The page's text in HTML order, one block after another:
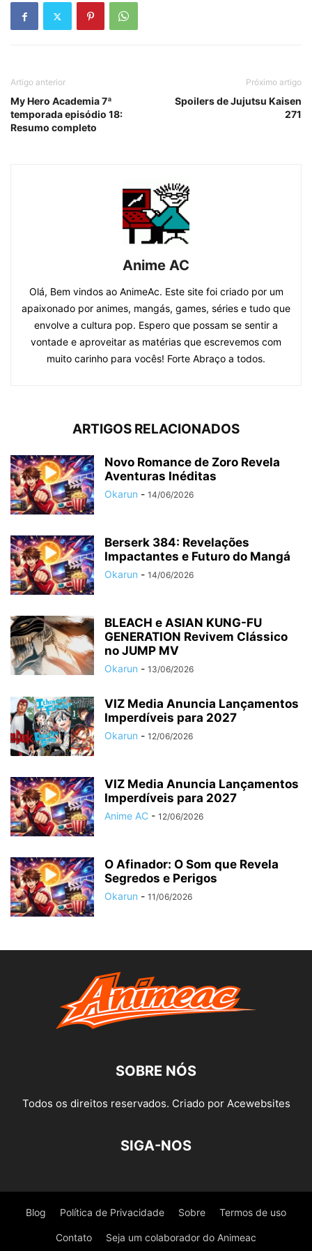
Artigo anterior
My Hero Academia 7ª
temporada episódio 18:
Resumo completo
Próximo artigo
Spoilers de Jujutsu Kaisen
271
Anime AC
Olá, Bem vindos ao AnimeAc. Este site foi criado por um
apaixonado por animes, mangás, games, séries e tudo que
envolve a cultura pop. Espero que possam se sentir a
vontade e aproveitar as matérias que escrevemos com
muito carinho para vocês! Forte Abraço a todos.
ARTIGOS RELACIONADOS
Novo Romance de Zoro Revela
Aventuras Inéditas
Okarun - 14/06/2026
Berserk 384: Revelações
Impactantes e Futuro do Mangá
Okarun - 14/06/2026
BLEACH e ASIAN KUNG-FU
GENERATION Revivem Clássico
no JUMP MV
Okarun - 13/06/2026
VIZ Media Anuncia Lançamentos
Imperdíveis para 2027
Okarun - 12/06/2026
VIZ Media Anuncia Lançamentos
Imperdíveis para 2027
Anime AC - 12/06/2026
O Afinador: O Som que Revela
Segredos e Perigos
Okarun - 11/06/2026
SOBRE NÓS
Todos os direitos reservados. Criado por Acewebsites
SIGA-NOS
Blog Política de Privacidade Sobre Termos de uso
Contato Seja um colaborador do Animeac